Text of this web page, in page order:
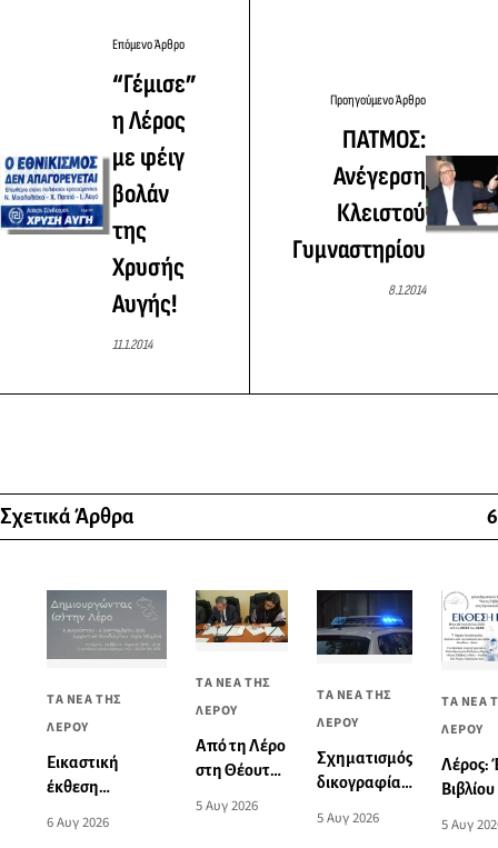
Επόμενο Άρθρο
“Γέμισε”
η Λέρος
με φέιγ
βολάν
της
Χρυσής
Αυγής!
11.1.2014
Προηγούμενο Άρθρο
ΠΑΤΜΟΣ:
Ανέγερση
Κλειστού
Γυμναστηρίου
8.1.2014
Σχετικά Άρθρα 6
ΤΑ ΝΕΑ ΤΗΣ
ΛΕΡΟΥ
Εικαστική
έκθεση
(σ)την Λέρο”
6 Αυγ 2026
ΤΑ ΝΕΑ ΤΗΣ
ΛΕΡΟΥ
Από τη Λέρο
στη Θέουτα:
συμφωνία
5 Αυγ 2026
ΤΑ ΝΕΑ ΤΗΣ
ΛΕΡΟΥ
Σχηματισμός
δικογραφίας
θανατηφόρο
5 Αυγ 2026
ΤΑ ΝΕΑ
ΛΕΡΟΥ
Λέρος:
Βιβλίου
γλυκών
5 Αυγ